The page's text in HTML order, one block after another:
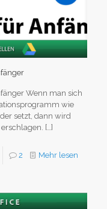
Wenn man sich
wie
setzt, dann wird
[…]
2 Mehr lesen